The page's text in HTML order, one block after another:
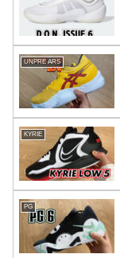
UNPRE ARS
KYRIE
PG